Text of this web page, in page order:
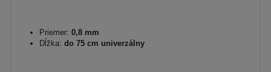
Priemer: 0,8 mm
Dĺžka: do 75 cm univerzálny